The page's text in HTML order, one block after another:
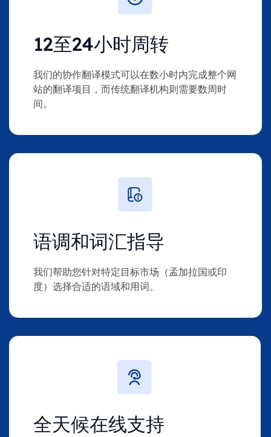
12至24小时周转
我们的协作翻译模式可以在数小时内完成整个网
站的翻译项目，而传统翻译机构则需要数周时
间。
语调和词汇指导
我们帮助您针对特定目标市场（孟加拉国或印
度）选择合适的语域和用词。
全天候在线支持